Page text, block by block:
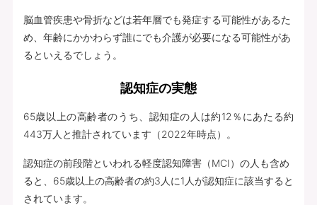
脳血管疾患や骨折などは若年層でも発症する可能性があるた
め、年齢にかかわらず誰にでも介護が必要になる可能性があ
るといえるでしょう。
認知症の実態
65歳以上の高齢者のうち、認知症の人は約12％にあたる約
443万人と推計されています（2022年時点）。
認知症の前段階といわれる軽度認知障害（MCI）の人も含め
ると、65歳以上の高齢者の約3人に1人が認知症に該当すると
されています。